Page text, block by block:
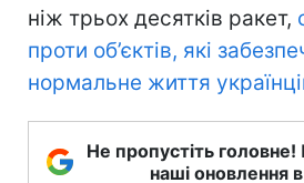
ніж трьох десятків ракет,
проти об’єктів, які
нормальне життя
Не пропустіть головне!
наші оновлення